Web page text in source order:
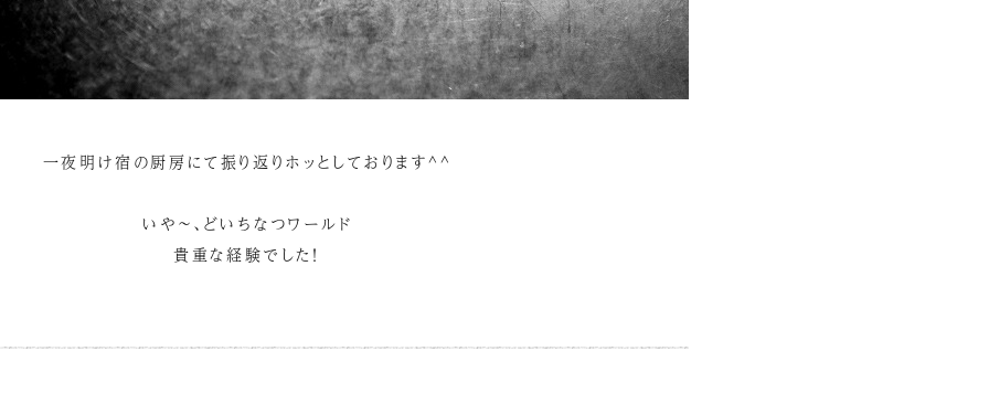
一夜明け宿の厨房にて振り返りホッとしております^^
いや～、どいちなつワールド
貴重な経験でした！